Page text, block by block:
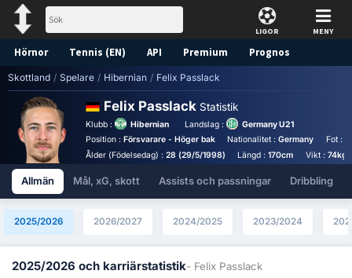
LIGOR MENY
Hörnor Tennis (EN) API Premium Prognos
Skottland / Spelare / Hibernian / Felix Passlack
Felix Passlack Statistik
Klubb : Hibernian Landslag :
Germany U21
Position : Försvarare - Höger bak Nationalitet :Germany Fot :
Ålder (Födelsedag) : 28 (29/5/1998) Längd :170cm Vikt : 74kg
Allmän Mål, xG, skott Assists och passningar Dribbling
2025/2026 2026/2027 2024/2025 2023/2024
2025/2026 och karriärstatistik- Felix Passlack